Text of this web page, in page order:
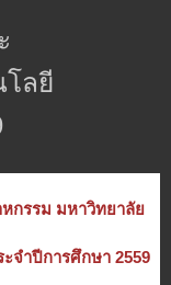
ลยี
กรรม มหาวิทยาลัย
จำปีการศึกษา 2559